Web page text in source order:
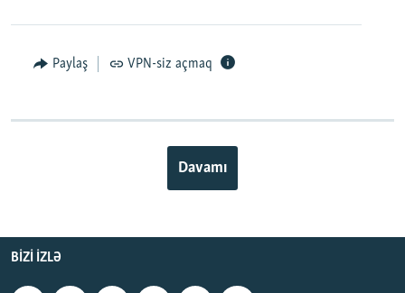
Paylaş VPN-siz açmaq
Davamı
BIZI IZLƏ